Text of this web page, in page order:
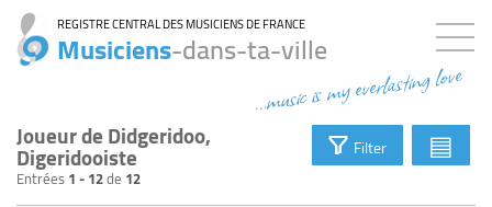
REGISTRE CENTRAL DES MUSICIENS DE FRANCE
Musiciens-dans-ta-ville
...music is my everlasting love
Joueur de Didgeridoo,
Digeridooiste
Entrées1 - 12de 12
Filter ▤